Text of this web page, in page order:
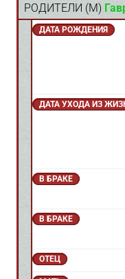
РОДИТЕЛИ (M)
ДАТА РОЖДЕНИЯ
ДАТА УХОДА ИЗ
В БРАКЕ
В БРАКЕ
ОТЕЦ